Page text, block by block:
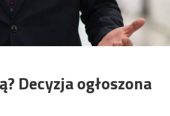
Decyzja ogłoszona